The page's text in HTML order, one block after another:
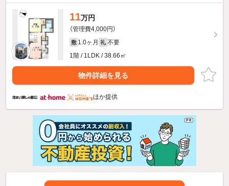
11万円
（管理費4,000円）
敷 1.0ヶ月 礼 不要
1階 / 1LDK / 38.66㎡
物件詳細を見る
ほか提供